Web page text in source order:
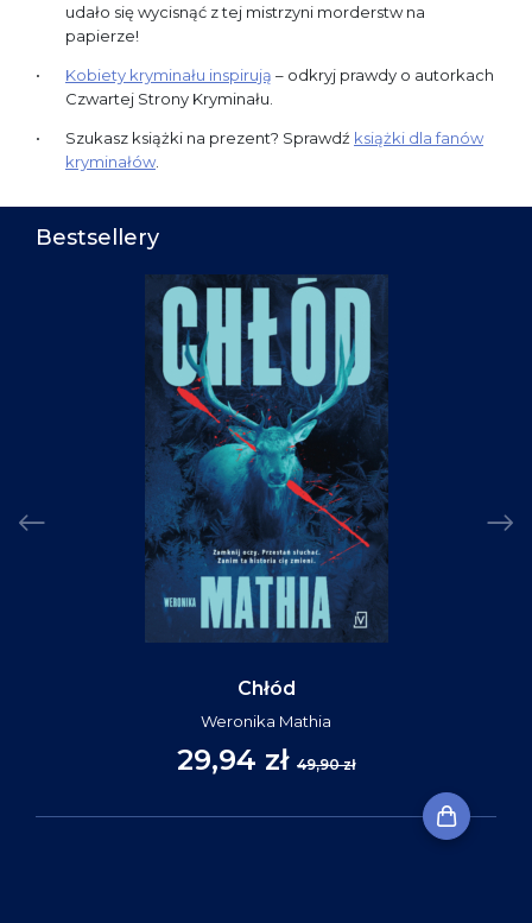
udało się wycisnąć z tej mistrzyni morderstw na
papierze!
Kobiety kryminału inspirują – odkryj prawdy o autorkach
Czwartej Strony Kryminału.
Szukasz książki na prezent? Sprawdź książki dla fanów
kryminałów.
Bestsellery
Chłód
Weronika Mathia
29,94 zł 49,90 zł